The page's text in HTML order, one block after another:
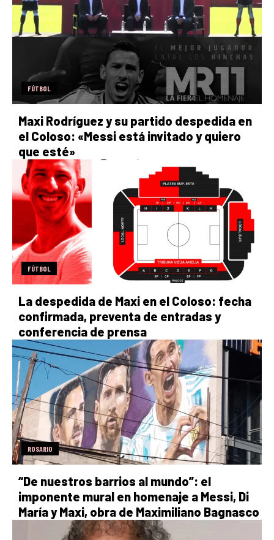
FÚTBOL
Maxi Rodríguez y su partido despedida en
el Coloso: «Messi está invitado y quiero
que esté»
FÚTBOL
La despedida de Maxi en el Coloso: fecha
confirmada, preventa de entradas y
conferencia de prensa
ROSARIO
“De nuestros barrios al mundo”: el
imponente mural en homenaje a Messi, Di
María y Maxi, obra de Maximiliano Bagnasco